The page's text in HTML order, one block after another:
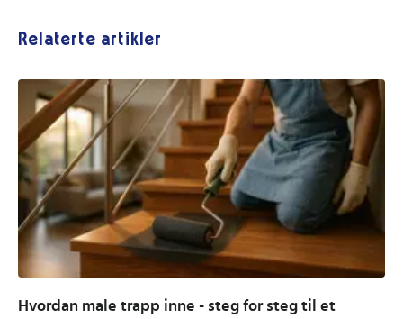
Relaterte artikler
Hvordan male trapp inne - steg for steg til et